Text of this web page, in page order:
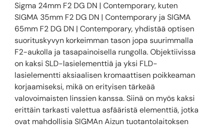
Sigma 24mm F2 DG DN | Contemporary, kuten
SIGMA 35mm F2 DG DN | Contemporary ja SIGMA
65mm F2 DG DN | Contemporary, yhdistää optisen
suorituskyvyn korkeimman tason jopa suurimmalla
F2-aukolla ja tasapainoisella rungolla. Objektiivissa
on kaksi SLD-lasielementtiä ja yksi FLD-
lasielementti aksiaalisen kromaattisen poikkeaman
korjaamiseksi, mikä on erityisen tärkeää
valovoimaisten linssien kanssa. Siinä on myös kaksi
erittäin tarkasti valettua asfääristä elementtiä, jotka
ovat mahdollisia SIGMAn Aizun tuotantolaitoksen